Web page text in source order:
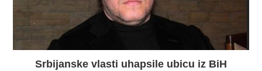
Srbijanske vlasti uhapsile ubicu iz BiH